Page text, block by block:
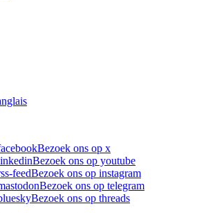
Bezoek ons op x
Bezoek ons op youtube
feedBezoek ons op instagram
Bezoek ons op telegram
Bezoek ons op threads